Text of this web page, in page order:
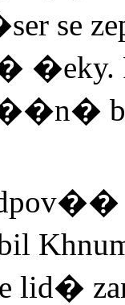
se
�eky.
lid�